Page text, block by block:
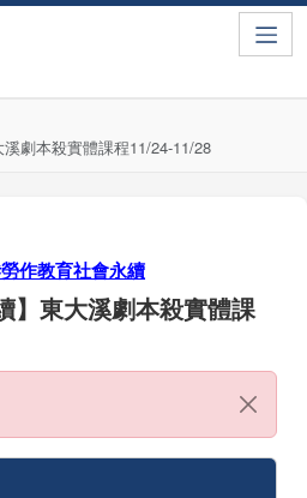
溪劇本殺實體課程11/24-11/28
作教育社會永續
】東大溪劇本殺實體課